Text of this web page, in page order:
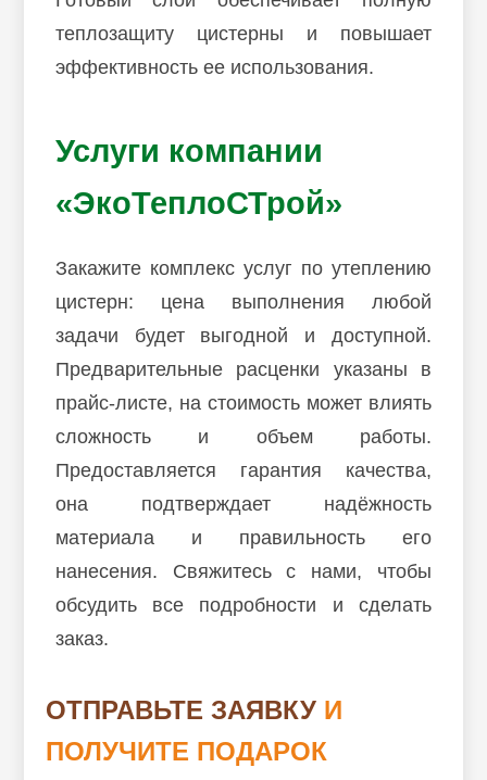
теплозащиту цистерны и повышает
эффективность ее использования.
Услуги компании
«ЭкоТеплоСТрой»
Закажите комплекс услуг по утеплению
цистерн: цена выполнения любой
задачи будет выгодной и доступной.
Предварительные расценки указаны в
прайс-листе, на стоимость может влиять
сложность и объем работы.
Предоставляется гарантия качества,
она подтверждает надёжность
материала и правильность его
нанесения. Свяжитесь с нами, чтобы
обсудить все подробности и сделать
заказ.
ОТПРАВЬТЕ ЗАЯВКУ И
ПОЛУЧИТЕ ПОДАРОК